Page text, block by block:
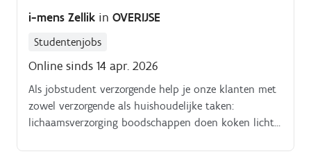
i-mens Zellik in OVERIJSE
Studentenjobs
Online sinds 14 apr. 2026
Als jobstudent verzorgende help je onze klanten met
zowel verzorgende als huishoudelijke taken:
lichaamsverzorging boodschappen doen koken licht